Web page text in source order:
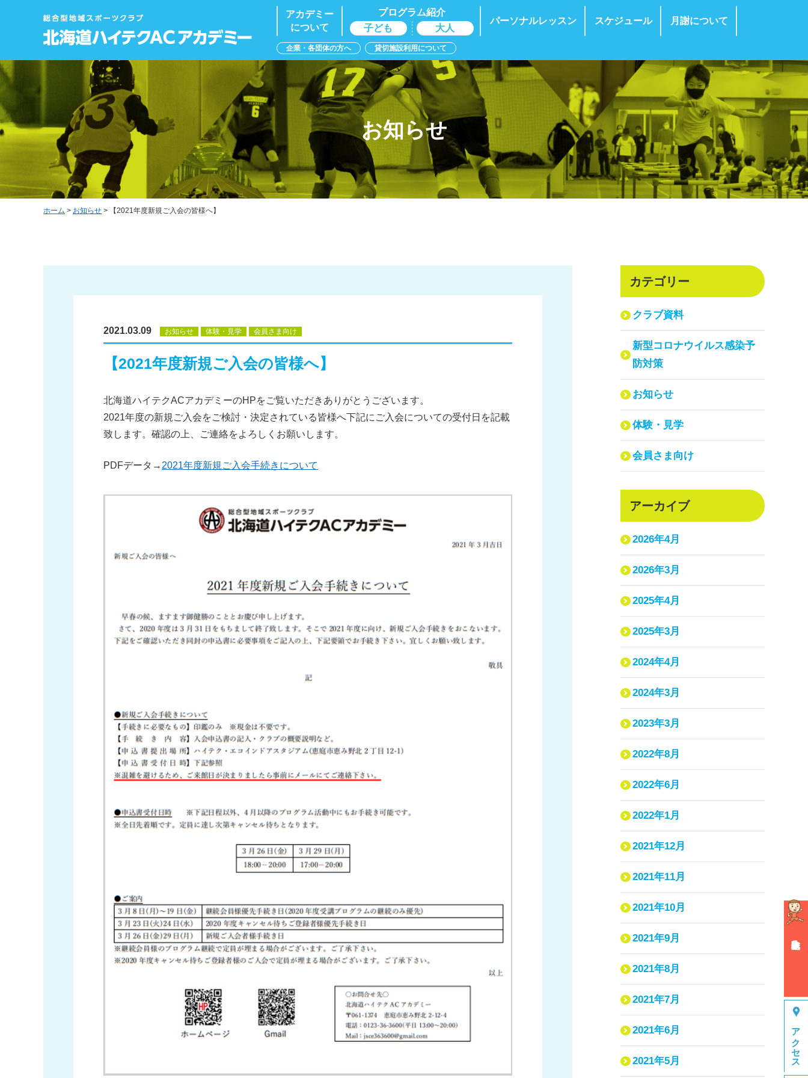
アカデミー
について
プログラム紹介
子ども
大人
パーソナルレッスン スケジュール 月謝について
企業・各団体の方へ 貸切施設利用について
お知らせ
ホーム > お知らせ > 【2021年度新規ご入会の皆様へ】
2021.03.09 お知らせ 体験・見学 会員さま向け
【2021年度新規ご入会の皆様へ】
北海道ハイテクACアカデミーのHPをご覧いただきありがとうございます。
2021年度の新規ご入会をご検討・決定されている皆様へ下記にご入会についての受付日を記載
致します。確認の上、ご連絡をよろしくお願いします。
PDFデータ→ 2021年度新規ご入会手続きについて
カテゴリー
クラブ資料
新型コロナウイルス感染予
防対策
お知らせ
体験・見学
会員さま向け
アーカイブ
2026年4月
2026年3月
2025年4月
2025年3月
2024年4月
2024年3月
2023年3月
2022年8月
2022年6月
2022年1月
2021年12月
2021年11月
2021年10月
2021年9月
2021年8月
2021年7月
2021年6月
2021年5月
体験申込み
アクセス